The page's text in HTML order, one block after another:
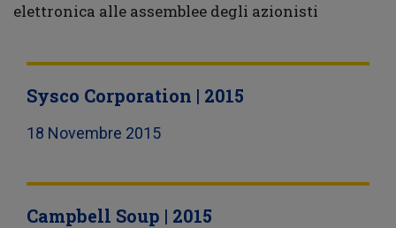
elettronica alle assemblee degli azionisti
Sysco Corporation | 2015
18 Novembre 2015
Campbell Soup | 2015